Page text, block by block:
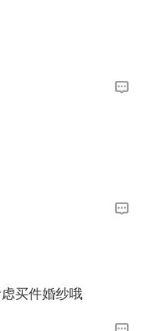
买件婚纱哦